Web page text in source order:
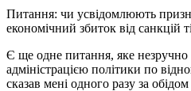
Питання: чи усвідомлюють
економічний збиток від санкцій
Є ще одне питання, яке незручно
адміністрацією політики по
сказав мені одного разу за